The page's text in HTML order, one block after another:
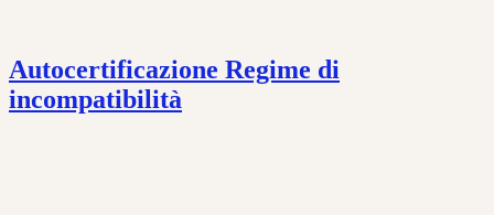
Autocertificazione Regime di
incompatibilità